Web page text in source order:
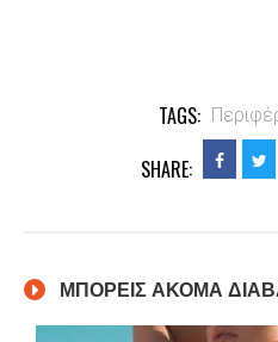
TAGS:
SHARE:
ΜΠΟΡΕΙΣ ΑΚΟΜΑ